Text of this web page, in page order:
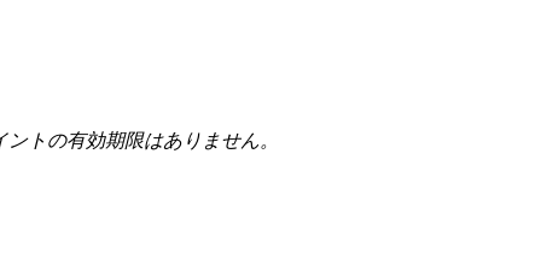
トの有効期限はありません。